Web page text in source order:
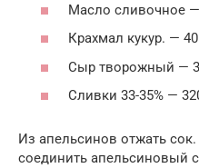
Масло сливочное —
Крахмал кукур. — 40
Сыр творожный —
Сливки 33-35% —
Из апельсинов отжать
соединить апельсиновый